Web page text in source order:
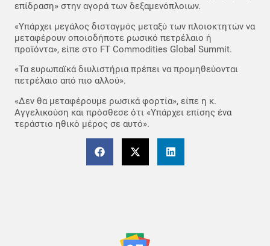
επίδραση» στην αγορά των δεξαμενόπλοιων.
«Υπάρχει μεγάλος δισταγμός μεταξύ των πλοιοκτητών να
μεταφέρουν οποιοδήποτε ρωσικό πετρέλαιο ή
προϊόντα», είπε στο FT Commodities Global Summit.
«Τα ευρωπαϊκά διυλιστήρια πρέπει να προμηθεύονται
πετρέλαιο από πιο αλλού».
«Δεν θα μεταφέρουμε ρωσικά φορτία», είπε η κ.
Αγγελικούση και πρόσθεσε ότι «Υπάρχει επίσης ένα
τεράστιο ηθικό μέρος σε αυτό».